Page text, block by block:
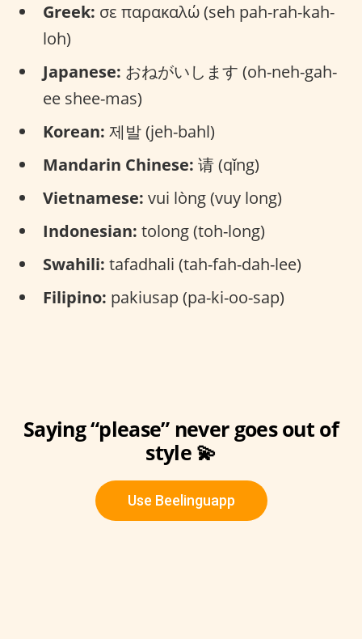
Greek: σε παρακαλώ (seh pah-rah-kah-
loh)
Japanese: おねがいします (oh-neh-gah-
ee shee-mas)
Korean: 제발 (jeh-bahl)
Mandarin Chinese: 请 (qǐng)
Vietnamese: vui lòng (vuy long)
Indonesian: tolong (toh-long)
Swahili: tafadhali (tah-fah-dah-lee)
Filipino: pakiusap (pa-ki-oo-sap)
Saying “please” never goes out of
style 💫
Use Beelinguapp